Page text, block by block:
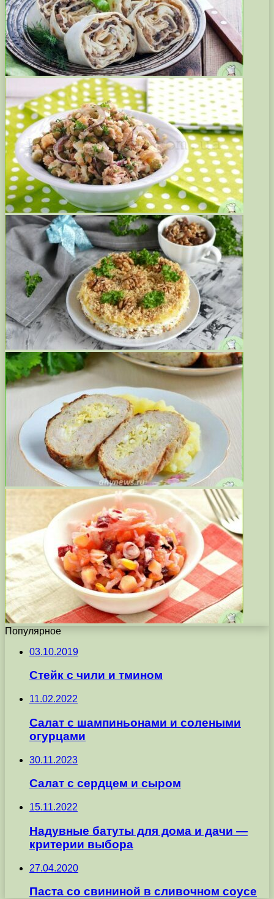
Популярное
03.10.2019
Стейк с чили и тмином
11.02.2022
Салат с шампиньонами и солеными
огурцами
30.11.2023
Салат с сердцем и сыром
15.11.2022
Надувные батуты для дома и дачи —
критерии выбора
27.04.2020
Паста со свининой в сливочном соусе